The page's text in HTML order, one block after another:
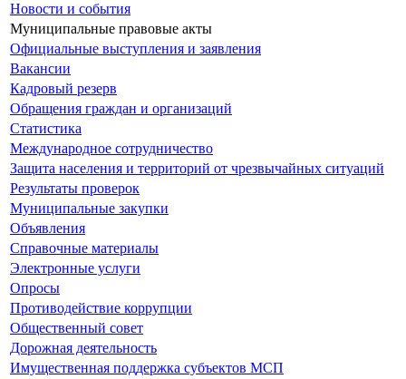
Новости и события
Муниципальные правовые акты
Официальные выступления и заявления
Вакансии
Кадровый резерв
Обращения граждан и организаций
Статистика
Международное сотрудничество
Защита населения и территорий от чрезвычайных ситуаций
Результаты проверок
Муниципальные закупки
Объявления
Справочные материалы
Электронные услуги
Опросы
Противодействие коррупции
Общественный совет
Дорожная деятельность
Имущественная поддержка субъектов МСП